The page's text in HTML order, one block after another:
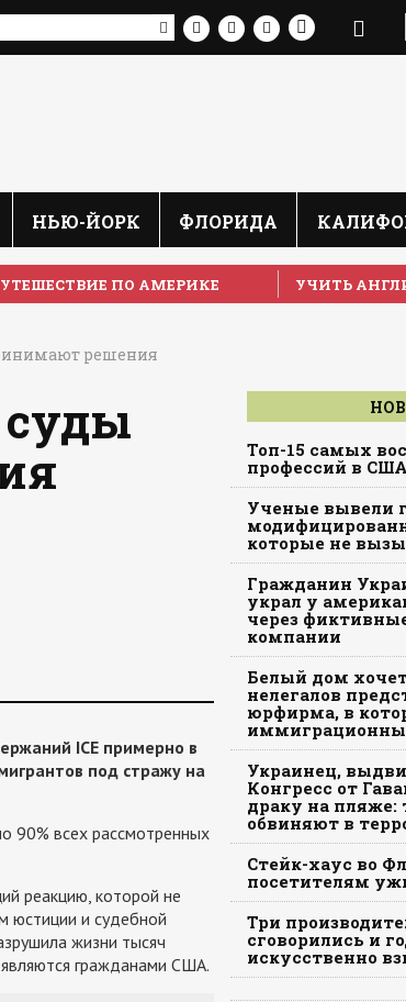
НЬЮ-ЙОРК ФЛОРИДА
ПО АМЕРИКЕ УЧИТЬ
решения
суды
ICE примерно в
под стражу на
90% всех рассмотренных
реакцию, которой не
юстиции и судебной
жизни тысяч
гражданами США.
Топ-15 самых
профессий в США
Ученые вывели
которые не
Гражданин
украл у
через
компании
Белый дом
нелегалов
юрфирма, в
Украинец,
Конгресс от
драку на пляже:
обвиняют в
Стейк-хаус во
посетителям
Три
сговорились и
искусственно